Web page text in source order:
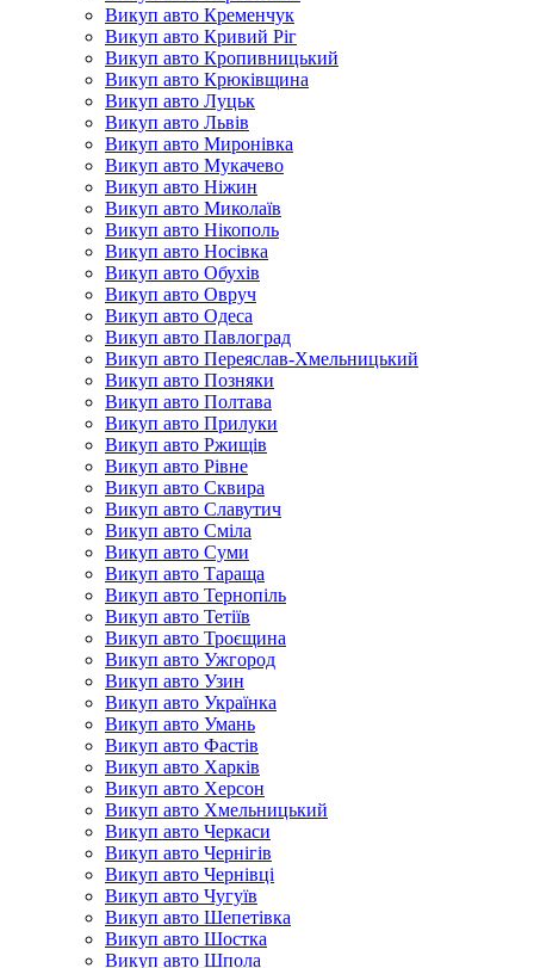
Викуп авто Кременчук
Викуп авто Кривий Ріг
Викуп авто Кропивницький
Викуп авто Крюківщина
Викуп авто Луцьк
Викуп авто Львів
Викуп авто Миронівка
Викуп авто Мукачево
Викуп авто Ніжин
Викуп авто Миколаїв
Викуп авто Нікополь
Викуп авто Носівка
Викуп авто Обухів
Викуп авто Овруч
Викуп авто Одеса
Викуп авто Павлоград
Викуп авто Переяслав-Хмельницький
Викуп авто Позняки
Викуп авто Полтава
Викуп авто Прилуки
Викуп авто Ржищів
Викуп авто Рівне
Викуп авто Сквира
Викуп авто Славутич
Викуп авто Сміла
Викуп авто Суми
Викуп авто Тараща
Викуп авто Тернопіль
Викуп авто Тетіїв
Викуп авто Троєщина
Викуп авто Ужгород
Викуп авто Узин
Викуп авто Українка
Викуп авто Умань
Викуп авто Фастів
Викуп авто Харків
Викуп авто Херсон
Викуп авто Хмельницький
Викуп авто Черкаси
Викуп авто Чернігів
Викуп авто Чернівці
Викуп авто Чугуїв
Викуп авто Шепетівка
Викуп авто Шостка
Викуп авто Шпола